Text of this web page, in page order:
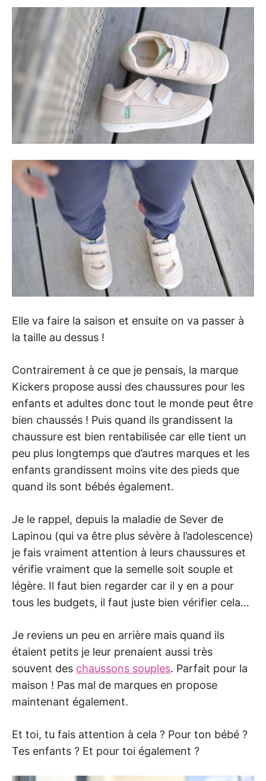
Elle va faire la saison et ensuite on va passer à
la taille au dessus !
Contrairement à ce que je pensais, la marque
Kickers propose aussi des chaussures pour les
enfants et adultes donc tout le monde peut être
bien chaussés ! Puis quand ils grandissent la
chaussure est bien rentabilisée car elle tient un
peu plus longtemps que d’autres marques et les
enfants grandissent moins vite des pieds que
quand ils sont bébés également.
Je le rappel, depuis la maladie de Sever de
Lapinou (qui va être plus sévère à l’adolescence)
je fais vraiment attention à leurs chaussures et
vérifie vraiment que la semelle soit souple et
légère. Il faut bien regarder car il y en a pour
tous les budgets, il faut juste bien vérifier cela…
Je reviens un peu en arrière mais quand ils
étaient petits je leur prenaient aussi très
souvent des chaussons souples. Parfait pour la
maison ! Pas mal de marques en propose
maintenant également.
Et toi, tu fais attention à cela ? Pour ton bébé ?
Tes enfants ? Et pour toi également ?